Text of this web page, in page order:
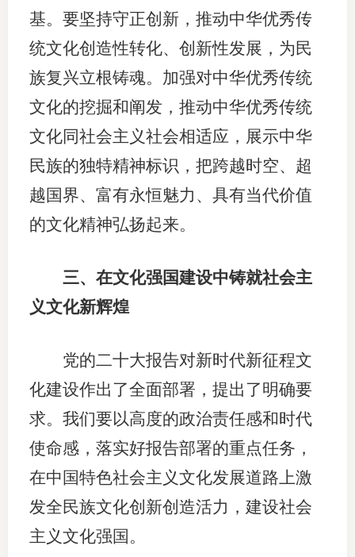
基。要坚持守正创新，推动中华优秀传
统文化创造性转化、创新性发展，为民
族复兴立根铸魂。加强对中华优秀传统
文化的挖掘和阐发，推动中华优秀传统
文化同社会主义社会相适应，展示中华
民族的独特精神标识，把跨越时空、超
越国界、富有永恒魅力、具有当代价值
的文化精神弘扬起来。
三、在文化强国建设中铸就社会主
义文化新辉煌
党的二十大报告对新时代新征程文
化建设作出了全面部署，提出了明确要
求。我们要以高度的政治责任感和时代
使命感，落实好报告部署的重点任务，
在中国特色社会主义文化发展道路上激
发全民族文化创新创造活力，建设社会
主义文化强国。